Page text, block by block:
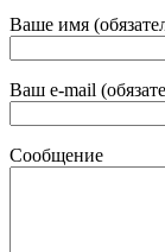
Ваше имя
Ваш e-mail
Сообщение